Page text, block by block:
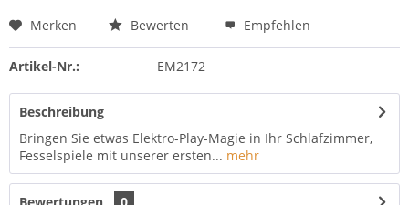
Merken Bewerten Empfehlen
Artikel-Nr.: EM2172
Beschreibung
Bringen Sie etwas Elektro-Play-Magie in Ihr Schlafzimmer,
Fesselspiele mit unserer ersten... mehr